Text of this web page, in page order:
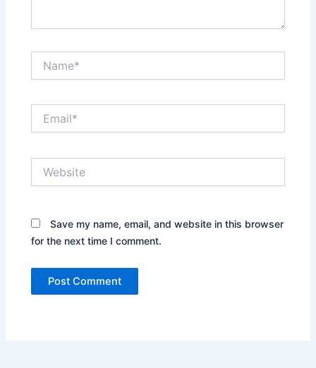
Save my name, email, and website in this browser
for the next time I comment.